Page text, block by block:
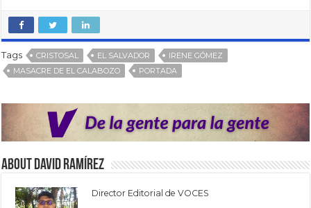
Tags CRISTOSAL EL SALVADOR
IRENE GÓMEZ
MASACRE DE EL CALABOZO
PORTADA
About David Ramírez
Director Editorial de VOCES